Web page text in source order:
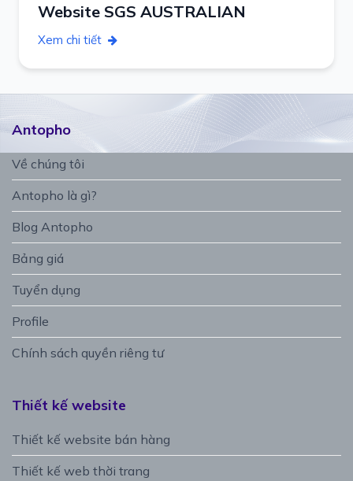
Website SGS AUSTRALIAN
Xem chi tiết
Antopho
Về chúng tôi
Antopho là gì?
Blog Antopho
Bảng giá
Tuyển dụng
Profile
Chính sách quyền riêng tư
Thiết kế website
Thiết kế website bán hàng
Thiết kế web thời trang